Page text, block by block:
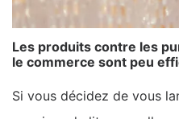
Les produits contre les
le commerce sont peu
Si vous décidez de vous